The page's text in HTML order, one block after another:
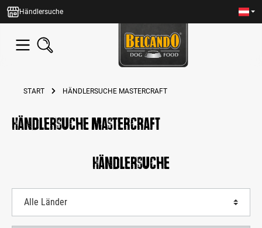
springen
Händlersuche
START HÄNDLERSUCHE MASTERCRAFT
Händlersuche Mastercraft
Händlersuche